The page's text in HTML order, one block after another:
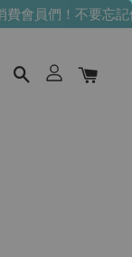
員們！不要忘記使